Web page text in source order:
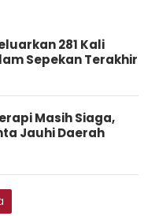
281 Kali
Sepekan Terakhir
Masih Siaga,
Jauhi Daerah